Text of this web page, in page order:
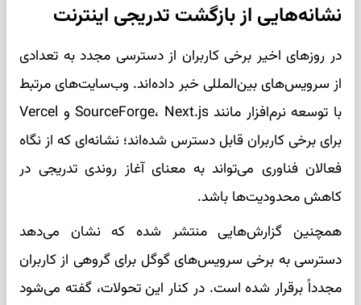
نشانه‌هایی از بازگشت تدریجی اینترنت
در روزهای اخیر برخی کاربران از دسترسی مجدد به تعدادی
از سرویس‌های بین‌المللی خبر داده‌اند. وب‌سایت‌های مرتبط
با توسعه نرم‌افزار مانند SourceForge، Next.js و Vercel
برای برخی کاربران قابل دسترس شده‌اند؛ نشانه‌ای که از نگاه
فعالان فناوری می‌تواند به معنای آغاز روندی تدریجی در
کاهش محدودیت‌ها باشد.
همچنین گزارش‌هایی منتشر شده که نشان می‌دهد
دسترسی به برخی سرویس‌های گوگل برای گروهی از کاربران
مجدداً برقرار شده است. در کنار این تحولات، گفته می‌شود